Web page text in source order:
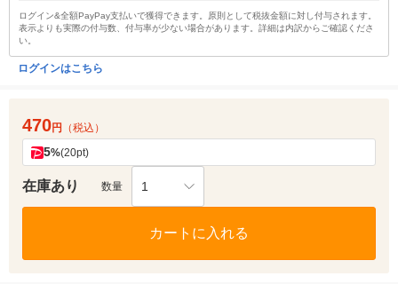
ログイン&全額PayPay支払いで獲得できます。原則として税抜金額に対し付与されます。
表示よりも実際の付与数、付与率が少ない場合があります。詳細は内訳からご確認くださ
い。
ログインはこちら
470円 （税込）
5%(20pt)
在庫あり 数量 1
カートに入れる